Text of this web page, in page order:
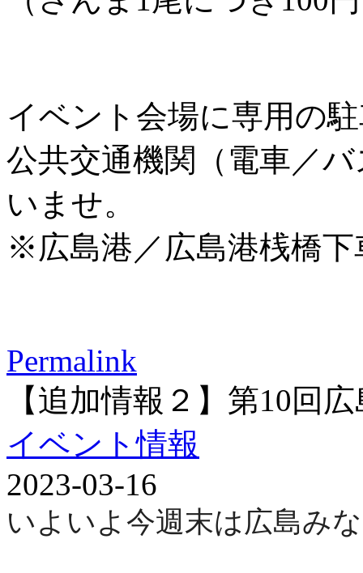
イベント会場に専用の
公共交通機関（電車／
いませ。
※広島港／広島港桟橋下
Permalink
【追加情報２】第10回
イベント情報
2023-03-16
いよいよ今週末は広島み